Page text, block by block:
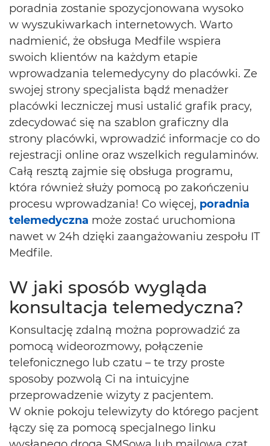
poradnia zostanie spozycjonowana wysoko
w wyszukiwarkach internetowych. Warto
nadmienić, że obsługa Medfile wspiera
swoich klientów na każdym etapie
wprowadzania telemedycyny do placówki. Ze
swojej strony specjalista bądź menadżer
placówki leczniczej musi ustalić grafik pracy,
zdecydować się na szablon graficzny dla
strony placówki, wprowadzić informacje co do
rejestracji online oraz wszelkich regulaminów.
Całą resztą zajmie się obsługa programu,
która również służy pomocą po zakończeniu
procesu wprowadzania! Co więcej, poradnia
telemedyczna może zostać uruchomiona
nawet w 24h dzięki zaangażowaniu zespołu IT
Medfile.
W jaki sposób wygląda
konsultacja telemedyczna?
Konsultację zdalną można poprowadzić za
pomocą wideorozmowy, połączenie
telefonicznego lub czatu – te trzy proste
sposoby pozwolą Ci na intuicyjne
przeprowadzenie wizyty z pacjentem.
W oknie pokoju telewizyty do którego pacjent
łączy się za pomocą specjalnego linku